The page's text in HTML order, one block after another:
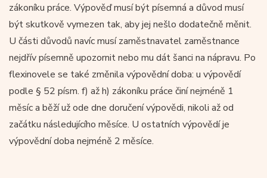
zákoníku práce. Výpověď musí být písemná a důvod musí
být skutkově vymezen tak, aby jej nešlo dodatečně měnit.
U části důvodů navíc musí zaměstnavatel zaměstnance
nejdřív písemně upozornit nebo mu dát šanci na nápravu. Po
flexinovele se také změnila výpovědní doba: u výpovědí
podle § 52 písm. f) až h) zákoníku práce činí nejméně 1
měsíc a běží už ode dne doručení výpovědi, nikoli až od
začátku následujícího měsíce. U ostatních výpovědí je
výpovědní doba nejméně 2 měsíce.